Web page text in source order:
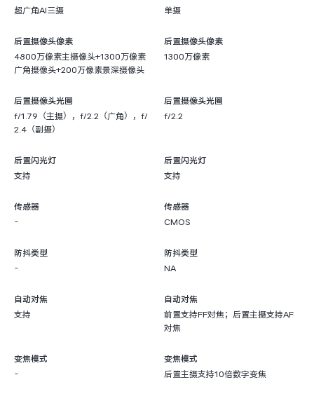
超广角AI三摄
单摄
后置摄像头像素
4800万像素主摄像头+1300万像素
广角摄像头+200万像素景深摄像头
后置摄像头像素
1300万像素
后置摄像头光圈
f/1.79（主摄），f/2.2（广角），f/
2.4（副摄）
后置摄像头光圈
f/2.2
后置闪光灯
支持
后置闪光灯
支持
传感器
-
传感器
CMOS
防抖类型
-
防抖类型
NA
自动对焦
支持
自动对焦
前置支持FF对焦；后置主摄支持AF
对焦
变焦模式
-
变焦模式
后置主摄支持10倍数字变焦